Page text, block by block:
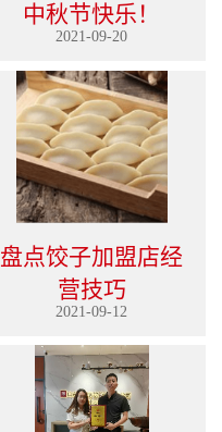
中秋节快乐！
2021-09-20
盘点饺子加盟店经
营技巧
2021-09-12